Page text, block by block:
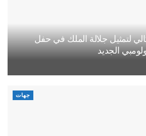
لتمثيل جلالة الملك في حفل
الجديد
جهات